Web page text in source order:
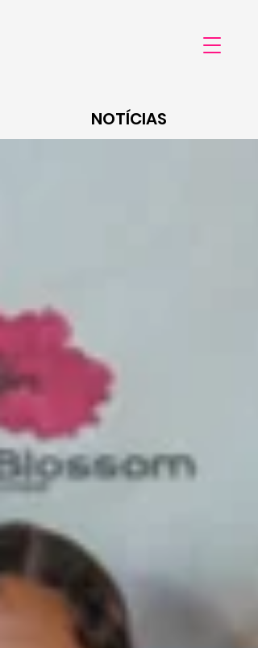
NOTÍCIAS